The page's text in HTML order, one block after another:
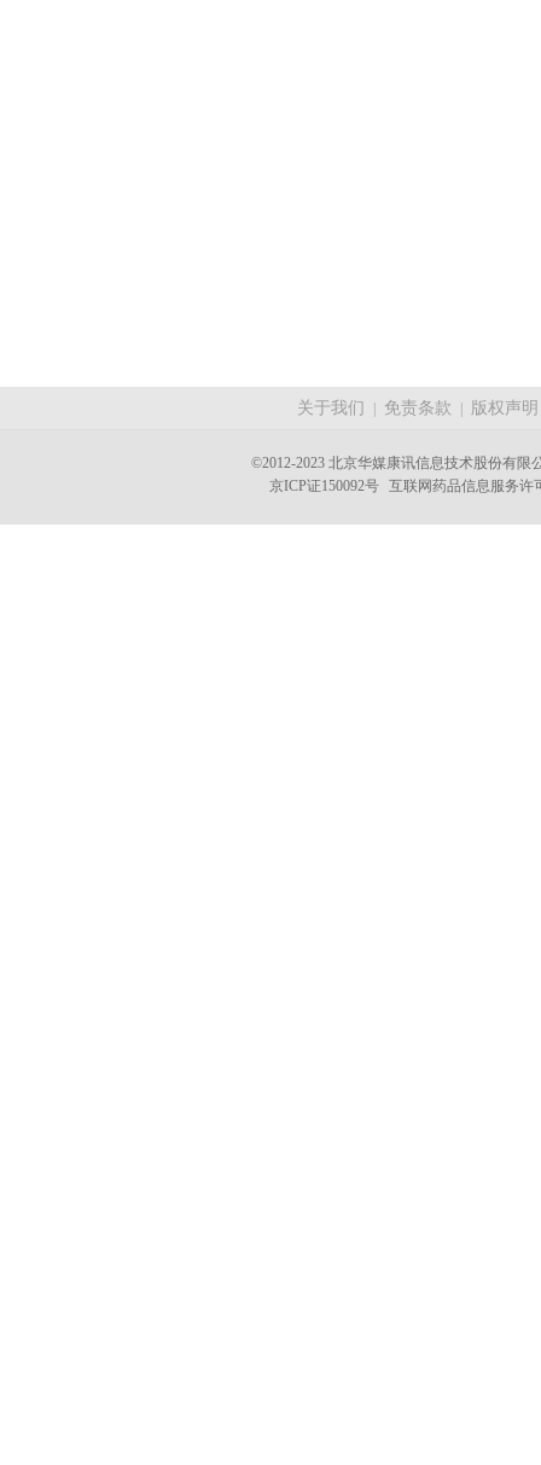
关于我们 免责条款 版权声明
©2012-2023 北京华媒康讯信息技术股份有限
京ICP证150092号
互联网药品信息服务许